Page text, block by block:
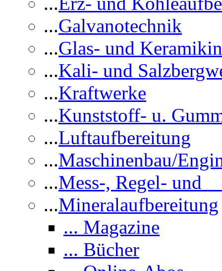
...Galvanotechnik
...Glas- und
...Kali- und
...Kraftwerke
...Kunststoff- u.
...Luftaufbereitung
...Maschinenbau/
...Mess-, Regel- und
...Mineralaufbereitung
... Magazine
... Bücher